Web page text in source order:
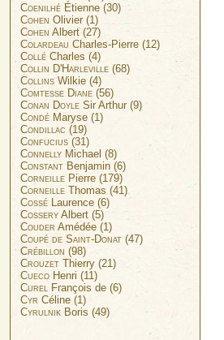
Coenilhé Étienne (30)
Cohen Olivier (1)
Cohen Albert (27)
Colardeau Charles-Pierre (12)
Collé Charles (4)
Collin D'Harleville (68)
Collins Wilkie (4)
Comtesse Diane (56)
Conan Doyle Sir Arthur (9)
Condé Maryse (1)
Condillac (19)
Confucius (31)
Connelly Michael (8)
Constant Benjamin (6)
Corneille Pierre (179)
Corneille Thomas (41)
Cossé Laurence (6)
Cossery Albert (5)
Couder Amédée (1)
Coupé de Saint-Donat (47)
Crébillon (98)
Crouzet Thierry (21)
Cueco Henri (11)
Curel François de (6)
Cyr Céline (1)
Cyrulnik Boris (49)